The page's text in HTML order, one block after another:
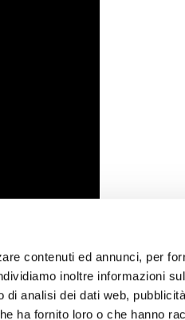
contenuti ed annunci, per
inoltre informazioni
analisi dei dati web,
ha fornito loro o che hanno